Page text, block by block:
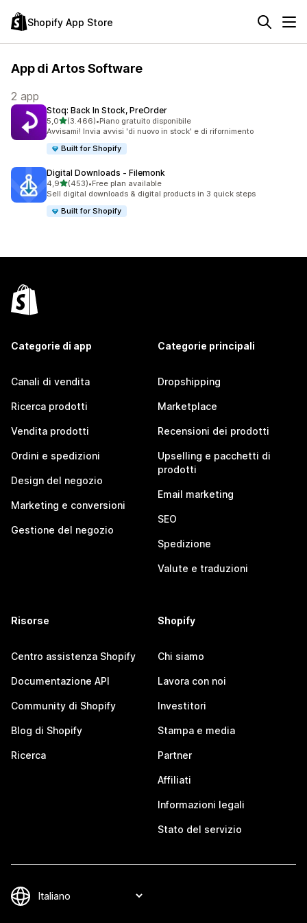
Shopify App Store
App di Artos Software
2 app
Stoq: Back In Stock, PreOrder
5,0stelle su 5
(3.466)
3466 recensioni totali
•Piano gratuito disponibile
Avvisami! Invia avvisi 'di nuovo in stock' e di rifornimento
Built for Shopify
Digital Downloads ‑ Filemonk
4,9stelle su 5
(453)
453 recensioni totali
•Free plan available
Sell digital downloads & digital products in 3 quick steps
Built for Shopify
Categorie di app
Canali di vendita
Ricerca prodotti
Vendita prodotti
Ordini e spedizioni
Design del negozio
Marketing e conversioni
Gestione del negozio
Categorie principali
Dropshipping
Marketplace
Recensioni dei prodotti
Upselling e pacchetti di
prodotti
Email marketing
SEO
Spedizione
Valute e traduzioni
Risorse
Centro assistenza Shopify
Documentazione API
Community di Shopify
Blog di Shopify
Ricerca
Shopify
Chi siamo
Lavora con noi
Investitori
Stampa e media
Partner
Affiliati
Informazioni legali
Stato del servizio